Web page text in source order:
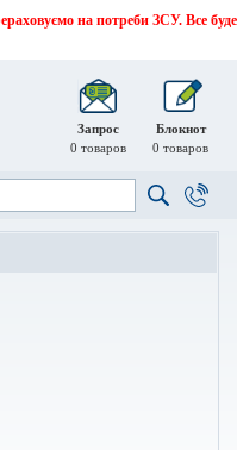
на потреби ЗСУ. Все буде
Запрос
0 товаров
Блокнот
0 товаров